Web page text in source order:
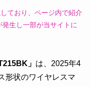
ており、ページ内で紹介
生し一部が当サイトに
」 は、2025年4
形状のワイヤレスマ